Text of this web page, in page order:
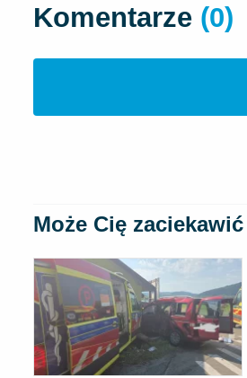
Komentarze (0)
Może Cię zaciekawić